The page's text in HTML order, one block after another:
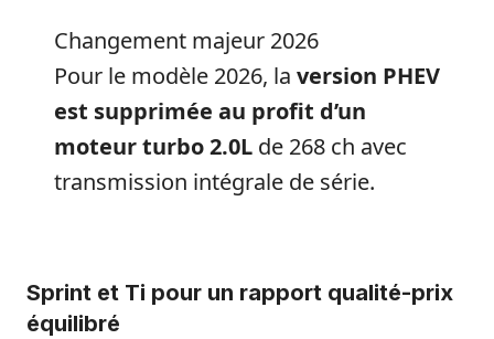
Changement majeur 2026
Pour le modèle 2026, la version PHEV
est supprimée au profit d’un
moteur turbo 2.0L de 268 ch avec
transmission intégrale de série.
Sprint et Ti pour un rapport qualité-prix
équilibré